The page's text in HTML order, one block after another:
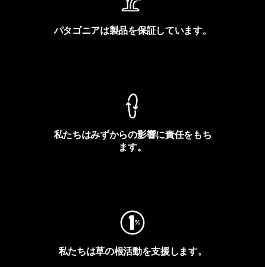
パタゴニアは製品を保証しています。
私たちはみずからの影響に責任をもち
ます。
私たちは草の根活動を支援します。